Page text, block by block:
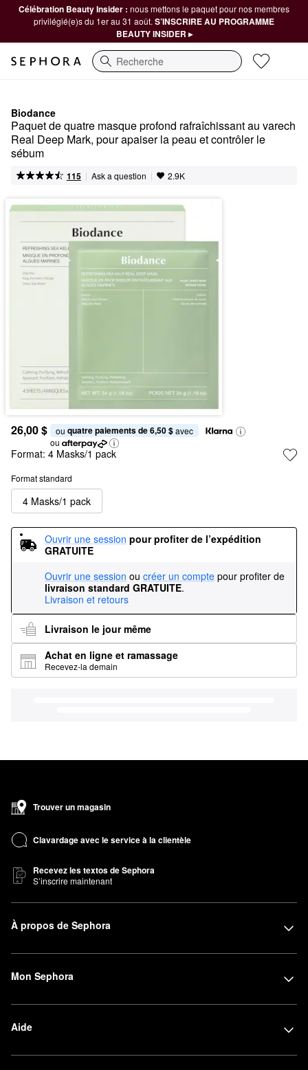
Célébration Beauty Insider : nous mettons le paquet pour nos membres
privilégié(e)s du 1er au 31 août. S’INSCRIRE AU PROGRAMME
BEAUTY INSIDER ▸
Recherche
Biodance
Paquet de quatre masque profond rafraîchissant au varech
Real Deep Mark, pour apaiser la peau et contrôler le
sébum
115 | Ask a question | 2.9K
26,00 $ ou quatre paiements de 6,50 $ avec
ou
Format: 4 Masks/1 pack
Format standard
4 Masks/1 pack
Ouvrir une session pour profiter de l’expédition
GRATUITE
Ouvrir une session ou créer un compte pour profiter de
livraison standard GRATUITE.
Livraison et retours
Livraison le jour même
Achat en ligne et ramassage
Recevez-la demain
Trouver un magasin
Clavardage avec le service à la clientèle
Recevez les textos de Sephora
S’inscrire maintenant
À propos de Sephora
Mon Sephora
Aide